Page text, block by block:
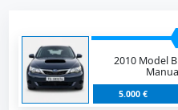
2010 Model
5.000 €